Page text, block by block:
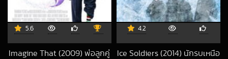
5.6
Imagine That (2009) พ่อลูกคู่
4.2
Ice Soldiers (2014) นักรบเหนือ